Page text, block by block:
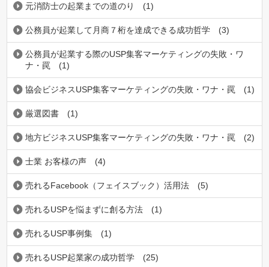
元消防士の起業までの道のり (1)
公務員が起業して月商７桁を達成できる成功哲学 (3)
公務員が起業する際のUSP集客マーケティングの失敗・ワ
ナ・罠
(1)
協会ビジネスUSP集客マーケティングの失敗・ワナ・罠 (1)
厳選図書 (1)
地方ビジネスUSP集客マーケティングの失敗・ワナ・罠 (2)
士業 お客様の声 (4)
売れるFacebook（フェイスブック）活用法 (5)
売れるUSPを悩まずに創る方法 (1)
売れるUSP事例集 (1)
売れるUSP起業家の成功哲学 (25)